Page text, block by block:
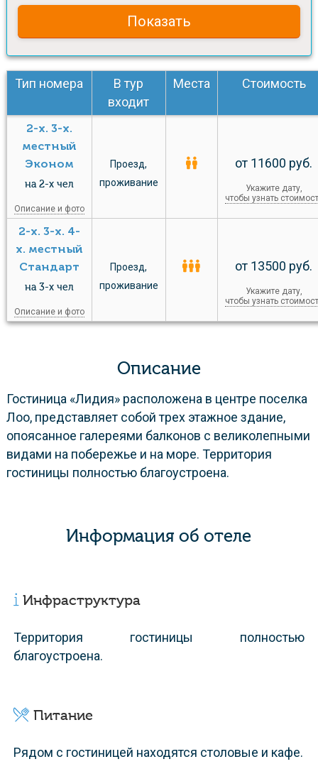
Показать
Тип номера
В тур
входит
Места Стоимость
2-х. 3-х.
местный
Эконом
на 2-х чел
Описание и фото
Проезд,
проживание
от 11600 руб.
Укажите дату,
чтобы узнать
2-х. 3-х. 4-
х. местный
Стандарт
на 3-х чел
Описание и фото
Проезд,
проживание
от 13500 руб.
Укажите дату,
чтобы узнать
Описание
Гостиница «Лидия» расположена в центре поселка
Лоо, представляет собой трех этажное здание,
опоясанное галереями балконов с великолепными
видами на побережье и на море. Территория
гостиницы полностью благоустроена.
Информация об отеле
Инфраструктура
Территория гостиницы полностью
благоустроена.
Питание
Рядом с гостиницей находятся столовые и кафе.